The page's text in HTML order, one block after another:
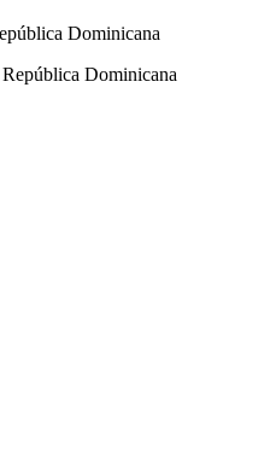
Dominicana
Dominicana